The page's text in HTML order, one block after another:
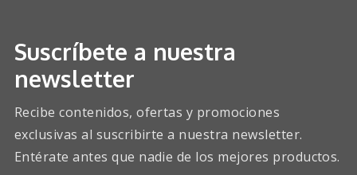
Suscríbete a nuestra
newsletter
Recibe contenidos, ofertas y promociones
exclusivas al suscribirte a nuestra newsletter.
Entérate antes que nadie de los mejores productos.